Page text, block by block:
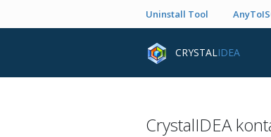
Uninstall Tool
CRYSTALIDEA
CrystalIDEA